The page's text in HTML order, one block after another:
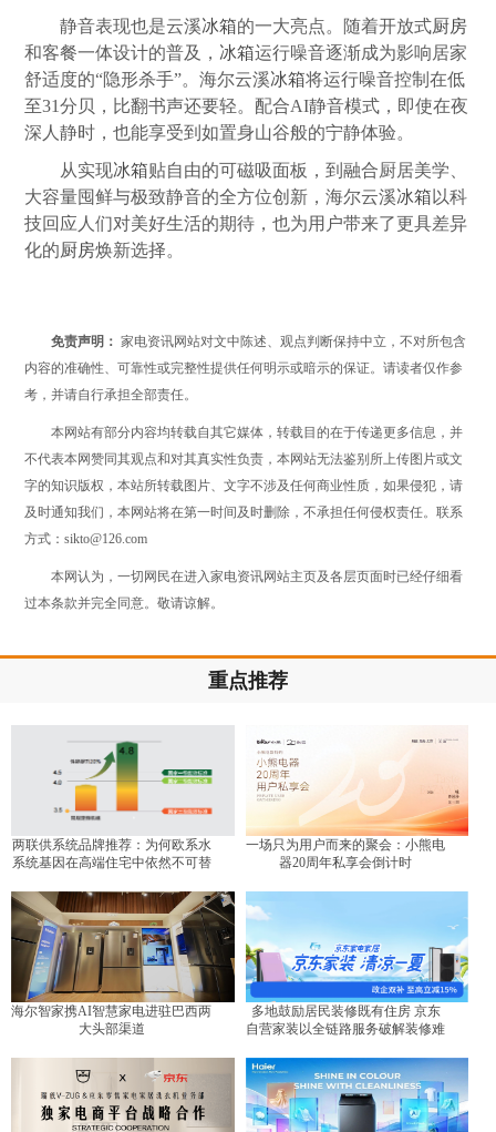
静音表现也是云溪冰箱的一大亮点。随着开放式厨房
和客餐一体设计的普及， 冰箱运行噪音逐渐成为影响居家
舒适度的“隐形杀手”。海尔云溪冰箱将运行噪音控制在低
至31分贝，比翻书声还要轻。配合AI静音模式，即使在夜
深人静时，也能享受到如置身山谷般的宁静体验。
从实现冰箱贴自由的可磁吸面板，到融合厨居美学、
大容量囤鲜与极致静音的全方位创新，海尔云溪冰箱 以科
技回应人们对美好生活的期待，也为用户带来了更具差异
化的厨房焕新选择。
免责声明： 家电资讯网站对文中陈述、观点判断保持中立，不对所包含
内容的准确性、可靠性或完整性提供任何明示或暗示的保证。请读者仅作参
考，并请自行承担全部责任。
本网站有部分内容均转载自其它媒体，转载目的在于传递更多信息，并
不代表本网赞同其观点和对其真实性负责，本网站无法鉴别所上传图片或文
字的知识版权，本站所转载图片、文字不涉及任何商业性质，如果侵犯，请
及时通知我们，本网站将在第一时间及时删除，不承担任何侵权责任。联系
方式：sikto@126.com
本网认为，一切网民在进入家电资讯网站主页及各层页面时已经仔细看
过本条款并完全同意。敬请谅解。
重点推荐
两联供系统品牌推荐：为何欧系水
系统基因在高端住宅中依然不可替
一场只为用户而来的聚会：小熊电
器20周年私享会倒计时
海尔智家携AI智慧家电进驻巴西两
大头部渠道
多地鼓励居民装修既有住房 京东
自营家装以全链路服务破解装修难